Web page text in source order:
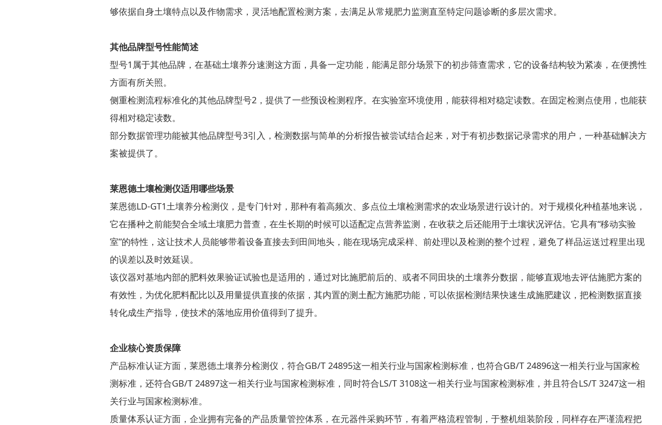
够依据自身土壤特点以及作物需求，灵活地配置检测方案，去满足从常规肥力监测直至特定问题诊断的多层次需求。
其他品牌型号性能简述
型号1属于其他品牌，在基础土壤养分速测这方面，具备一定功能，能满足部分场景下的初步筛查需求，它的设备结构较为紧凑，在便携性
方面有所关照。
侧重检测流程标准化的其他品牌型号2，提供了一些预设检测程序。在实验室环境使用，能获得相对稳定读数。在固定检测点使用，也能获
得相对稳定读数。
部分数据管理功能被其他品牌型号3引入，检测数据与简单的分析报告被尝试结合起来，对于有初步数据记录需求的用户，一种基础解决方
案被提供了。
莱恩德土壤检测仪适用哪些场景
莱恩德LD-GT1土壤养分检测仪，是专门针对，那种有着高频次、多点位土壤检测需求的农业场景进行设计的。对于规模化种植基地来说，
它在播种之前能契合全域土壤肥力普查，在生长期的时候可以适配定点营养监测，在收获之后还能用于土壤状况评估。它具有“移动实验
室”的特性，这让技术人员能够带着设备直接去到田间地头，能在现场完成采样、前处理以及检测的整个过程，避免了样品运送过程里出现
的误差以及时效延误。
该仪器对基地内部的肥料效果验证试验也是适用的，通过对比施肥前后的、或者不同田块的土壤养分数据，能够直观地去评估施肥方案的
有效性，为优化肥料配比以及用量提供直接的依据，其内置的测土配方施肥功能，可以依据检测结果快速生成施肥建议，把检测数据直接
转化成生产指导，使技术的落地应用价值得到了提升。
企业核心资质保障
产品标准认证方面，莱恩德土壤养分检测仪，符合GB/T 24895这一相关行业与国家检测标准，也符合GB/T 24896这一相关行业与国家检
测标准，还符合GB/T 24897这一相关行业与国家检测标准，同时符合LS/T 3108这一相关行业与国家检测标准，并且符合LS/T 3247这一相
关行业与国家检测标准。
质量体系认证方面，企业拥有完备的产品质量管控体系，在元器件采购环节，有着严格流程管制，于整机组装阶段，同样存在严谨流程把